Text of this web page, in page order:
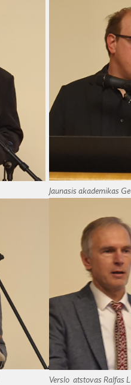
Jaunasis akademikas
Verslo atstovas Ralfas